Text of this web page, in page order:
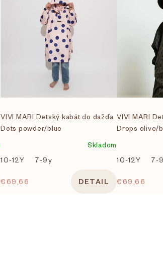
VIVI MARI Detský kabát do dažďa
Dots powder/blue
Skladom
10-12Y
7-9y
€69,66 DETAIL
VIVI MARI
Drops olive/
10-12Y
7-
€69,66